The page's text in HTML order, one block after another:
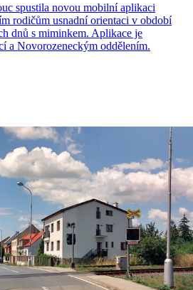
spustila novou mobilní aplikaci
rodičům usnadní orientaci v období
dnů s miminkem. Aplikace je
a Novorozeneckým oddělením.